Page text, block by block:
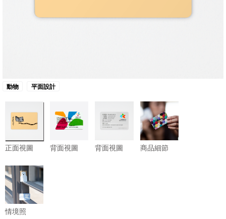
動物 平面設計
正面視圖 背面視圖 背面視圖 商品細節
情境照